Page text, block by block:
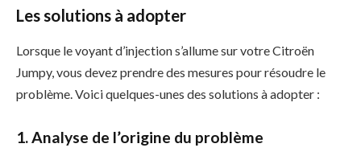
Les solutions à adopter
Lorsque le voyant d’injection s’allume sur votre Citroën
Jumpy, vous devez prendre des mesures pour résoudre le
problème. Voici quelques-unes des solutions à adopter :
1. Analyse de l’origine du problème